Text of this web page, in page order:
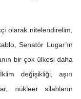
olarak nitelendirelim,
Senatör Lugar’ın
bir çok ülkesi daha
değişikliği, aşırı
nükleer silahların